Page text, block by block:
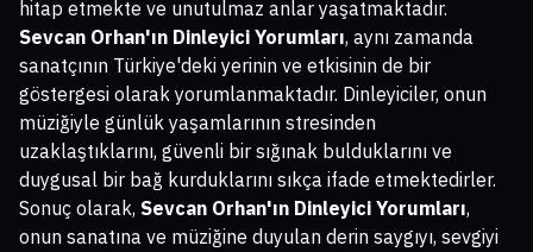
hitap etmekte ve unutulmaz anlar yaşatmaktadır.
Sevcan Orhan'ın Dinleyici Yorumları, aynı zamanda
sanatçının Türkiye'deki yerinin ve etkisinin de bir
göstergesi olarak yorumlanmaktadır. Dinleyiciler, onun
müziğiyle günlük yaşamlarının stresinden
uzaklaştıklarını, güvenli bir sığınak bulduklarını ve
duygusal bir bağ kurduklarını sıkça ifade etmektedirler.
Sonuç olarak, Sevcan Orhan'ın Dinleyici Yorumları,
onun sanatına ve müziğine duyulan derin saygıyı, sevgiyi